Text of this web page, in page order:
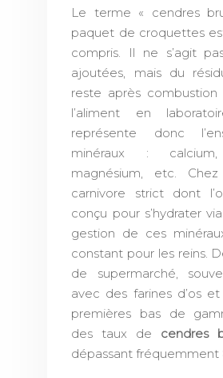
Le terme « cendres
paquet de croquettes
compris. Il ne s’agit
ajoutées, mais du
reste après
l’aliment en
représente donc
minéraux : calcium,
magnésium, etc.
carnivore strict dont
conçu pour s’hydrater
gestion de ces
constant pour les reins.
de supermarché,
avec des farines d’os
premières bas de
des taux de cendres
dépassant fréquemment